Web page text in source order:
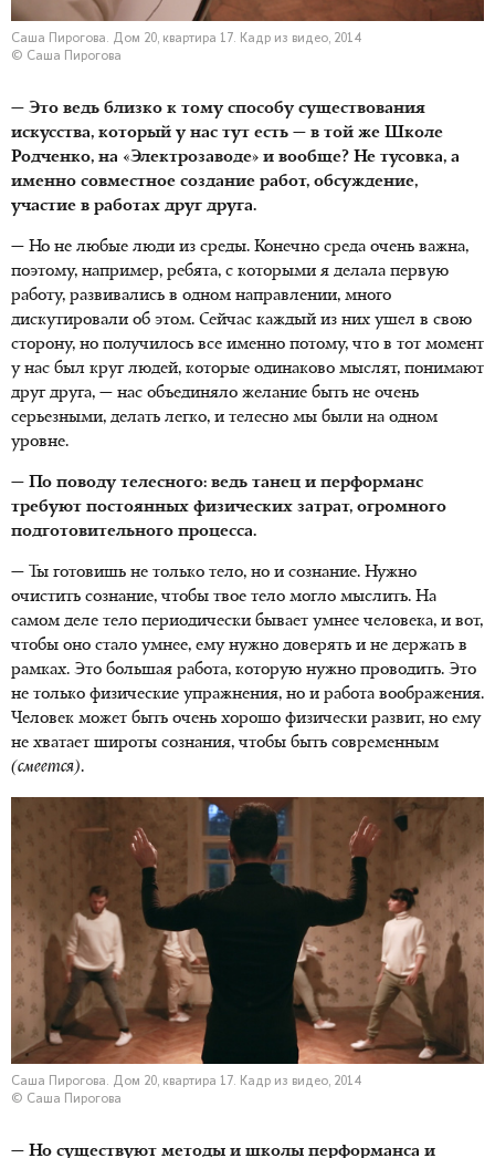
Саша Пирогова. Дом 20, квартира 17. Кадр из видео, 2014
© Саша Пирогова
— Это ведь близко к тому способу существования
искусства, который у нас тут есть — в той же Школе
Родченко, на «Электрозаводе» и вообще? Не тусовка, а
именно совместное создание работ, обсуждение,
участие в работах друг друга.
— Но не любые люди из среды. Конечно среда очень важна,
поэтому, например, ребята, с которыми я делала первую
работу, развивались в одном направлении, много
дискутировали об этом. Сейчас каждый из них ушел в свою
сторону, но получилось все именно потому, что в тот момент
у нас был круг людей, которые одинаково мыслят, понимают
друг друга, — нас объединяло желание быть не очень
серьезными, делать легко, и телесно мы были на одном
уровне.
— По поводу телесного: ведь танец и перформанс
требуют постоянных физических затрат, огромного
подготовительного процесса.
— Ты готовишь не только тело, но и сознание. Нужно
очистить сознание, чтобы твое тело могло мыслить. На
самом деле тело периодически бывает умнее человека, и вот,
чтобы оно стало умнее, ему нужно доверять и не держать в
рамках. Это большая работа, которую нужно проводить. Это
не только физические упражнения, но и работа воображения.
Человек может быть очень хорошо физически развит, но ему
не хватает широты сознания, чтобы быть современным
(смеется).
Саша Пирогова. Дом 20, квартира 17. Кадр из видео, 2014
© Саша Пирогова
— Но существуют методы и школы перформанса и